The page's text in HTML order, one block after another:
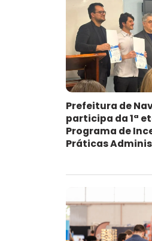
Prefeitura de
participa da 1ª
Programa de
Práticas